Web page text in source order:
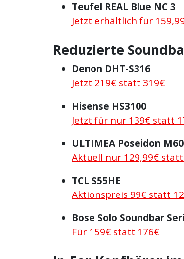
Teufel REAL Blue NC 3
Jetzt erhältlich für
Reduzierte
Denon DHT-S316
Jetzt 219€ statt 319€
Hisense HS3100
Jetzt für nur 139€ statt
ULTIMEA Poseidon
Aktuell nur 129,99€
TCL S55HE
Aktionspreis 99€ statt
Bose Solo Soundbar
Für 159€ statt 176€